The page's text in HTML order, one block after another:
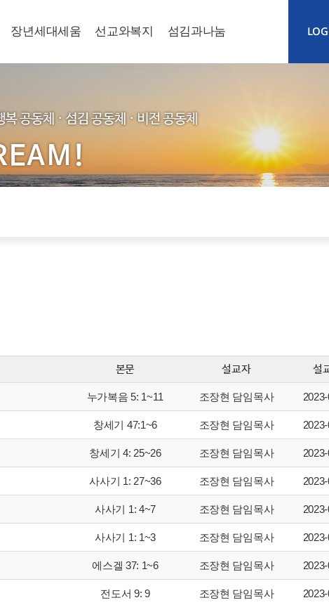
장년세대세움 선교와복지 섬김과나눔
본문 설교자 설
누가복음 5: 1~11 조장현 담임목사
창세기 47:1~6 조장현 담임목사
창세기 4: 25~26 조장현 담임목사
사사기 1: 27~36 조장현 담임목사
사사기 1: 4~7 조장현 담임목사
사사기 1: 1~3 조장현 담임목사
에스겔 37: 1~6 조장현 담임목사
전도서 9: 9 조장현 담임목사